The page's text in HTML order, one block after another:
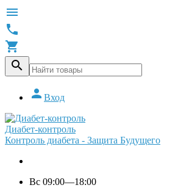




 Вход
Диабет-контроль
Контроль диабета - Защита Будущего
Вс 09:00—18:00